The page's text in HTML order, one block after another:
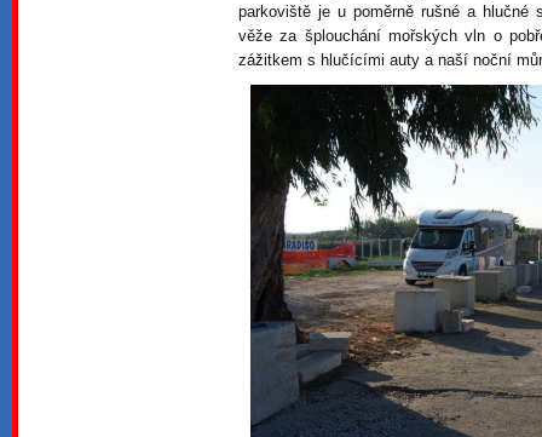
parkoviště je u poměrně rušné a
věže za šplouchání mořských vln o
zážitkem s hlučícími auty a naší noční